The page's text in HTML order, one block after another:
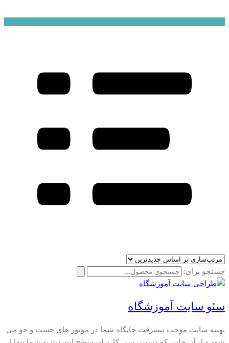
جستجو برای:
سئو سایت آموزشگاه
بهینه سایت موجب پیشرفت جایگاه شما در موتور های جست و جو می